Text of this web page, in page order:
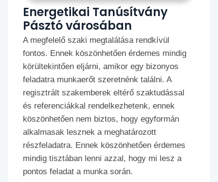
Energetikai Tanúsítvány
Pásztó városában
A megfelelő szaki megtalálása rendkívül
fontos. Ennek köszönhetően érdemes mindig
körültekintően eljárni, amikor egy bizonyos
feladatra munkaerőt szeretnénk találni. A
regisztrált szakemberek eltérő szaktudással
és referenciákkal rendelkezhetenk, ennek
köszönhetően nem biztos, hogy egyformán
alkalmasak lesznek a meghatározott
részfeladatra. Ennek köszönhetően érdemes
mindig tisztában lenni azzal, hogy mi lesz a
pontos feladat a munka során.